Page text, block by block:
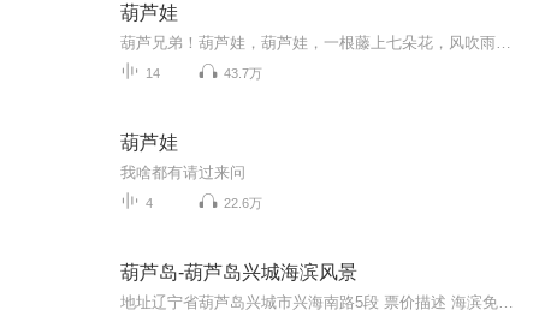
葫芦娃
14 43.7万
葫芦娃
我啥都有请过来问
4 22.6万
葫芦岛-葫芦岛兴城海滨风景